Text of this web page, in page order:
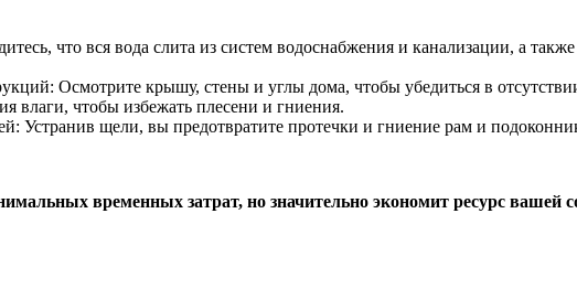
что вся вода слита из систем водоснабжения и канализации, а
Осмотрите крышу, стены и углы дома, чтобы убедиться в
влаги, чтобы избежать плесени и гниения.
Устранив щели, вы предотвратите протечки и гниение рам и
временных затрат, но значительно экономит ресурс вашей